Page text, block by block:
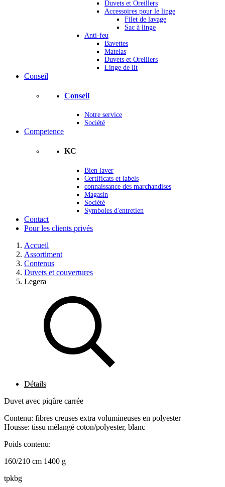
Duvets et Oreillers
Accessoires pour le linge
Filet de lavage
Sac à linge
Anti-feu
Bavettes
Matelas
Duvets et Oreillers
Linge de lit
Conseil
Conseil
Notre service
Société
Competence
KC
Bien laver
Certificats et labels
connaissance des marchandises
Magasin
Société
Symboles d'entretien
Contact
Pour les clients privés
Accueil
Assortiment
Contenus
Duvets et couvertures
Legera
Détails
Duvet avec piqûre carrée
Contenu: fibres creuses extra volumineuses en polyester
Housse: tissu mélangé coton/polyester, blanc
Poids contenu:
160/210 cm 1400 g
tpkbg